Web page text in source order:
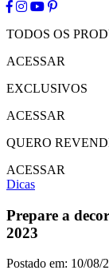
TODOS OS
ACESSAR
EXCLUSIVOS
ACESSAR
QUERO
ACESSAR
Dicas
Prepare a
2023
Postado em: 10/08/